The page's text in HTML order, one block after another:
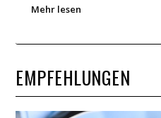
Mehr lesen
EMPFEHLUNGEN